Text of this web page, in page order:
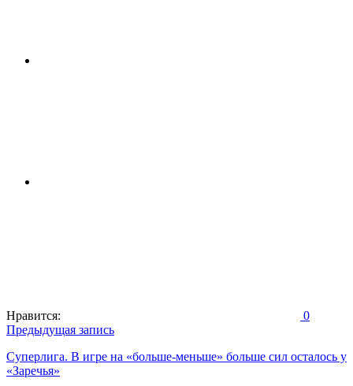
Нравится: 0
Навигация
по
записям
Предыдущая запись
Суперлига. В игре на «больше-меньше» больше сил осталось у
«Заречья»